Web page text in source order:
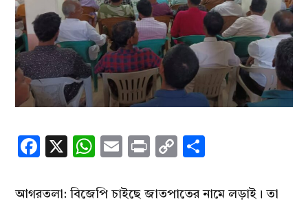
Facebook
X WhatsApp
EmailPrintCopy
আগরতলা: বিজেপি চাইছে জাতপাতের নামে লড়াই। তা